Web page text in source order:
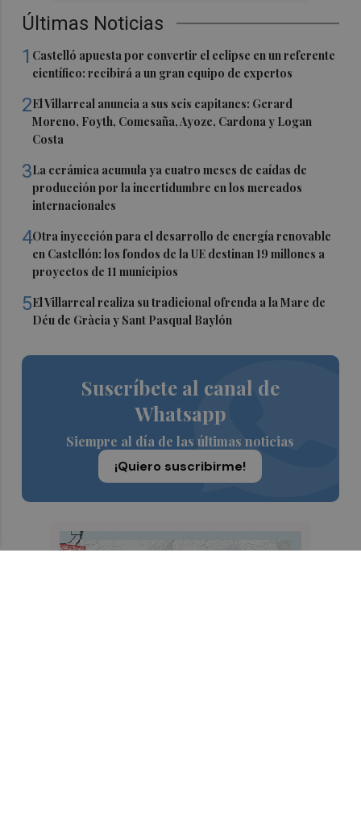
Últimas Noticias
1 Castelló apuesta por convertir el eclipse en un referente
científico: recibirá a un gran equipo de expertos
2El Villarreal anuncia a sus seis capitanes: Gerard
Moreno, Foyth, Comesaña, Ayoze, Cardona y Logan
Costa
3La cerámica acumula ya cuatro meses de caídas de
producción por la incertidumbre en los mercados
internacionales
4Otra inyección para el desarrollo de energía renovable
en Castellón: los fondos de la UE destinan 19 millones a
proyectos de 11 municipios
5El Villarreal realiza su tradicional ofrenda a la Mare de
Déu de Gràcia y Sant Pasqual Baylón
Suscríbete al canal de
Whatsapp
Siempre al día de las últimas noticias
¡Quiero suscribirme!